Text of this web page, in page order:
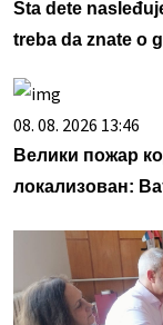
Šta dete
treba da znate o
08. 08. 2026 13:46
Велики пожар
локализован: